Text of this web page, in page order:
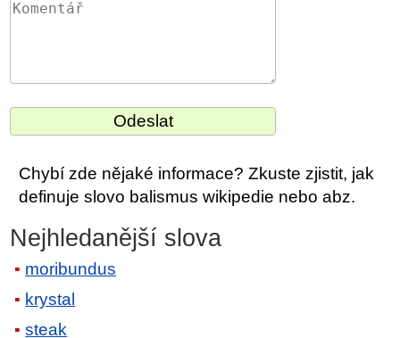
Chybí zde nějaké informace? Zkuste zjistit, jak
definuje slovo balismus wikipedie nebo abz.
Nejhledanější slova
moribundus
krystal
steak